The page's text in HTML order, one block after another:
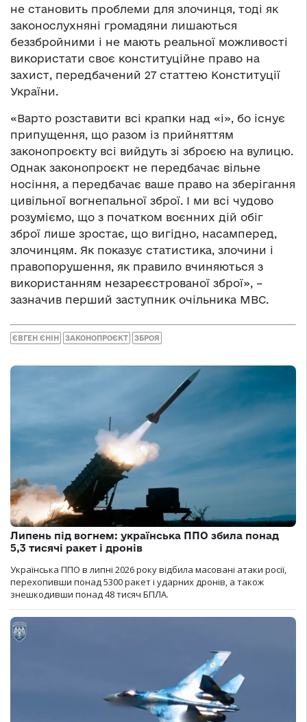
не становить проблеми для злочинця, тоді як
законослухняні громадяни лишаються
беззбройними і не мають реальної можливості
використати своє конституційне право на
захист, передбачений 27 статтею Конституції
України.
«Варто розставити всі крапки над «і», бо існує
припущення, що разом із прийняттям
законопроєкту всі вийдуть зі зброєю на вулицю.
Однак законопроєкт не передбачає вільне
носіння, а передбачає ваше право на зберігання
цивільної вогнепальної зброї. І ми всі чудово
розуміємо, що з початком воєнних дій обіг
зброї лише зростає, що вигідно, насамперед,
злочинцям. Як показує статистика, злочини і
правопорушення, як правило вчиняються з
використанням незареєстрованої зброї», –
зазначив перший заступник очільника МВС.
ЄВГЕН ЄНІН ЗАКОНОПРОЄКТ ЗБРОЯ
Липень під вогнем: українська ППО збила понад
5,3 тисячі ракет і дронів
Українська ППО в липні 2026 року відбила масовані атаки росії,
перехопивши понад 5300 ракет і ударних дронів, а також
знешкодивши понад 48 тисяч БПЛА.